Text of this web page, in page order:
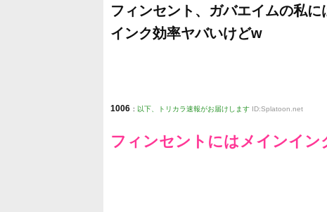
フィンセント、ガバエイムの私
インク効率ヤバいけどw
1006 : 以下、トリカラ速報がお届けします ID:Splatoon.net
フィンセントにはメインイ